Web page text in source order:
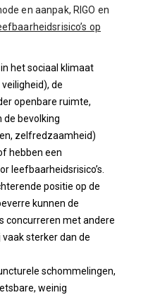
en aanpak, RIGO en
op
het sociaal klimaat
de
openbare ruimte,
de bevolking
zelfredzaamheid)
hebben een
leefbaarheidsrisico’s.
positie op de
kunnen de
concurreren met andere
sterker dan de
schommelingen,
weinig